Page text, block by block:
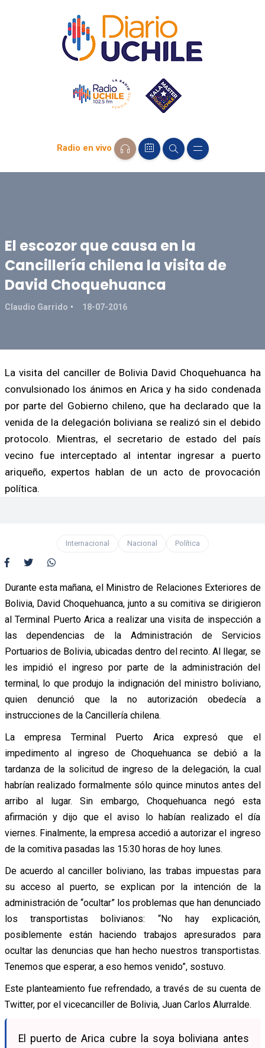
Radio en vivo
El escozor que causa en la
Cancillería chilena la visita de
David Choquehuanca
Claudio Garrido 18-07-2016
La visita del canciller de Bolivia David Choquehuanca ha
convulsionado los ánimos en Arica y ha sido condenada
por parte del Gobierno chileno, que ha declarado que la
venida de la delegación boliviana se realizó sin el debido
protocolo. Mientras, el secretario de estado del país
vecino fue interceptado al intentar ingresar a puerto
ariqueño, expertos hablan de un acto de provocación
política.
Internacional Nacional Política
Durante esta mañana, el Ministro de Relaciones Exteriores de
Bolivia, David Choquehuanca, junto a su comitiva se dirigieron
al Terminal Puerto Arica a realizar una visita de inspección a
las dependencias de la Administración de Servicios
Portuarios de Bolivia, ubicadas dentro del recinto. Al llegar, se
les impidió el ingreso por parte de la administración del
terminal, lo que produjo la indignación del ministro boliviano,
quien denunció que la no autorización obedecía a
instrucciones de la Cancillería chilena.
La empresa Terminal Puerto Arica expresó que el
impedimento al ingreso de Choquehuanca se debió a la
tardanza de la solicitud de ingreso de la delegación, la cual
habrían realizado formalmente sólo quince minutos antes del
arribo al lugar. Sin embargo, Choquehuanca negó esta
afirmación y dijo que el aviso lo habían realizado el día
viernes. Finalmente, la empresa accedió a autorizar el ingreso
de la comitiva pasadas las 15:30 horas de hoy lunes.
De acuerdo al canciller boliviano, las trabas impuestas para
su acceso al puerto, se explican por la intención de la
administración de “ocultar” los problemas que han denunciado
los transportistas bolivianos: “No hay explicación,
posiblemente están haciendo trabajos apresurados para
ocultar las denuncias que han hecho nuestros transportistas.
Tenemos que esperar, a eso hemos venido”, sostuvo.
Este planteamiento fue refrendado, a través de su cuenta de
Twitter, por el vicecanciller de Bolivia, Juan Carlos Alurralde.
El puerto de Arica cubre la soya boliviana antes